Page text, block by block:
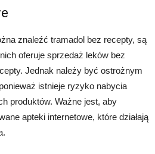
znaleźć tramadol bez recepty, są
oferuje sprzedaż leków bez
Jednak należy być ostrożnym
istnieje ryzyko nabycia
produktów. Ważne jest, aby
apteki internetowe, które działają